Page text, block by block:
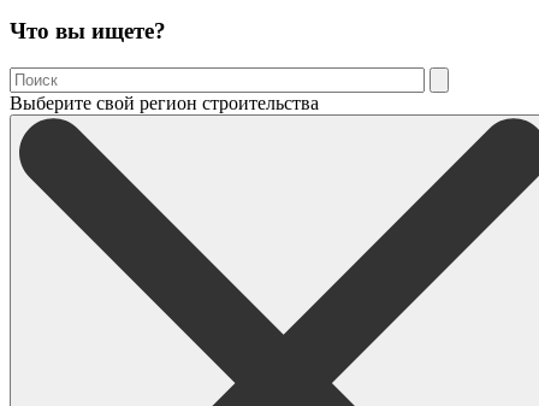
Что вы ищете?
Выберите свой регион строительства